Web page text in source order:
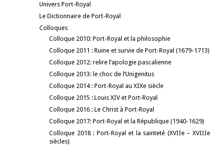
Univers Port-Royal
Le Dictionnaire de Port-Royal
Colloques
Colloque 2010: Port-Royal et la philosophie
Colloque 2011 : Ruine et survie de Port-Royal (1679-1713)
Colloque 2012: relire l’apologie pascalienne
Colloque 2013: le choc de l’Unigenitus
Colloque 2014 : Port-Royal au XIXe siècle
Colloque 2015 : Louis XIV et Port-Royal
Colloque 2016 : Le Christ à Port-Royal
Colloque 2017: Port-Royal et la République (1940-1629)
Colloque 2018 : Port-Royal et la sainteté (XVIIe – XVIIIe
siècles)